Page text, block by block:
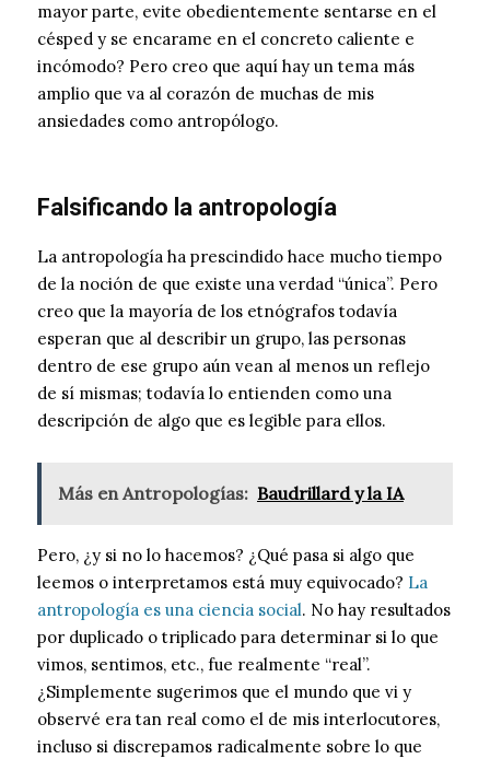
mayor parte, evite obedientemente sentarse en el
césped y se encarame en el concreto caliente e
incómodo? Pero creo que aquí hay un tema más
amplio que va al corazón de muchas de mis
ansiedades como antropólogo.
Falsificando la antropología
La antropología ha prescindido hace mucho tiempo
de la noción de que existe una verdad “única”. Pero
creo que la mayoría de los etnógrafos todavía
esperan que al describir un grupo, las personas
dentro de ese grupo aún vean al menos un reflejo
de sí mismas; todavía lo entienden como una
descripción de algo que es legible para ellos.
Más en Antropologías: Baudrillard y la IA
Pero, ¿y si no lo hacemos? ¿Qué pasa si algo que
leemos o interpretamos está muy equivocado? La
antropología es una ciencia social. No hay resultados
por duplicado o triplicado para determinar si lo que
vimos, sentimos, etc., fue realmente “real”.
¿Simplemente sugerimos que el mundo que vi y
observé era tan real como el de mis interlocutores,
incluso si discrepamos radicalmente sobre lo que